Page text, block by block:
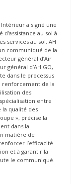
a signé une
au sol à
services au sol, AH
communiqué de la
général d’Air
général d’AH GO,
dans le processus
renforcement de la
des
entre
la qualité des
», précise la
dans la
matière de
l’efficacité
et à garantir la
le communiqué.